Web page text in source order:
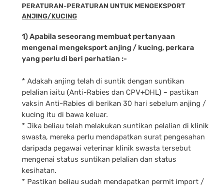
PERATURAN-PERATURAN UNTUK MENGEKSPORT
ANJING/KUCING
1) Apabila seseorang membuat pertanyaan
mengenai mengeksport anjing / kucing, perkara
yang perlu di beri perhatian :-
* Adakah anjing telah di suntik dengan suntikan
pelalian iaitu (Anti-Rabies dan CPV+DHL) – pastikan
vaksin Anti-Rabies di berikan 30 hari sebelum anjing /
kucing itu di bawa keluar.
* Jika beliau telah melakukan suntikan pelalian di klinik
swasta, mereka perlu mendapatkan surat pengesahan
daripada pegawai veterinar klinik swasta tersebut
mengenai status suntikan pelalian dan status
kesihatan.
* Pastikan beliau sudah mendapatkan permit import /